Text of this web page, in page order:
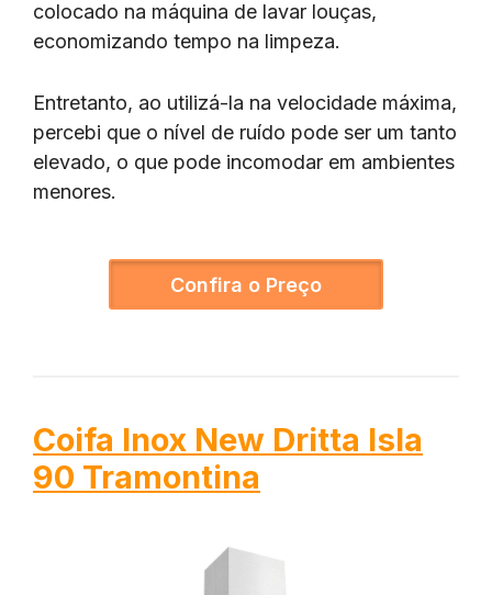
colocado na máquina de lavar louças,
economizando tempo na limpeza.
Entretanto, ao utilizá-la na velocidade máxima,
percebi que o nível de ruído pode ser um tanto
elevado, o que pode incomodar em ambientes
menores.
Confira o Preço
Coifa Inox New Dritta Isla
90 Tramontina